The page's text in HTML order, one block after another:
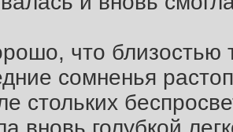
что близостью
сомненья
стольких